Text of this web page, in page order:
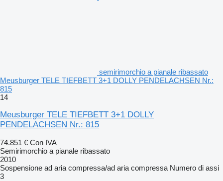
semirimorchio a pianale ribassato
Meusburger TELE TIEFBETT 3+1 DOLLY PENDELACHSEN Nr.:
815
14
Meusburger TELE TIEFBETT 3+1 DOLLY
PENDELACHSEN Nr.: 815
74.851 € Con IVA
Semirimorchio a pianale ribassato
2010
Sospensione ad aria compressa/ad aria compressa Numero di assi
3